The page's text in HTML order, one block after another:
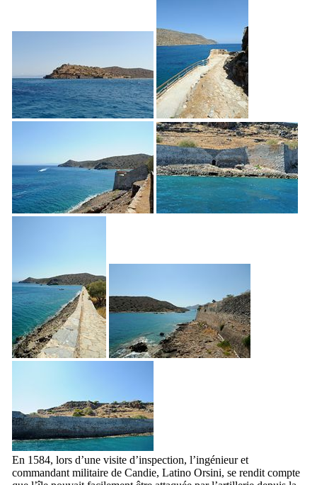
En 1584, lors d’une visite d’inspection, l’ingénieur et
commandant militaire de Candie, Latino Orsini, se rendit compte